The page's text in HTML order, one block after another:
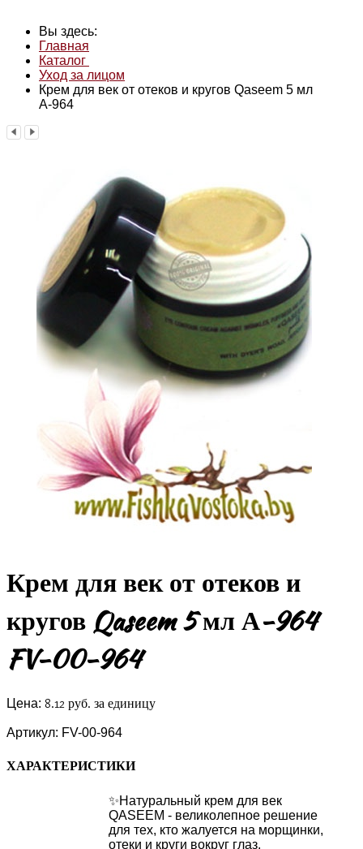
Вы здесь:
Главная
Каталог
Уход за лицом
Крем для век от отеков и кругов Qaseem 5 мл
А-964
Крем для век от отеков и
кругов Qaseem 5 мл А-964
FV-00-964
Цена: 8.12 руб. за единицу
Артикул: FV-00-964
ХАРАКТЕРИСТИКИ
✨Натуральный крем для век
QASEEM - великолепное решение
для тех, кто жалуется на морщинки,
отеки и круги вокруг глаз.